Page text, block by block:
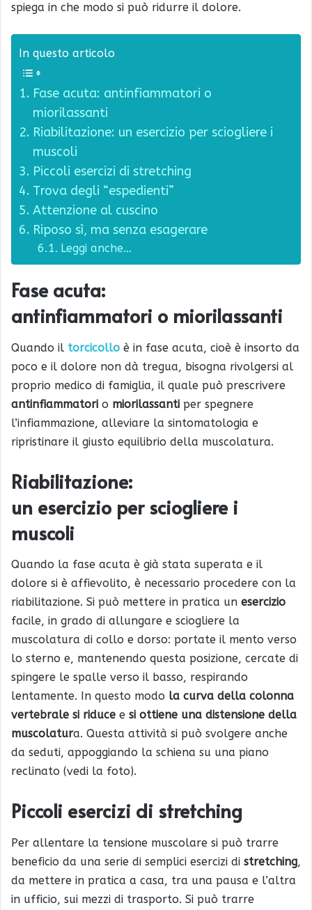
spiega in che modo si può ridurre il dolore.
In questo articolo
Fase acuta: antinfiammatori o
miorilassanti
Riabilitazione: un esercizio per sciogliere i
muscoli
Piccoli esercizi di stretching
Trova degli “espedienti”
Attenzione al cuscino
Riposo sì, ma senza esagerare
Leggi anche…
Fase acuta:
antinfiammatori o miorilassanti
Quando il torcicollo è in fase acuta, cioè è insorto da
poco e il dolore non dà tregua, bisogna rivolgersi al
proprio medico di famiglia, il quale può prescrivere
antinfiammatori o miorilassanti per spegnere
l’infiammazione, alleviare la sintomatologia e
ripristinare il giusto equilibrio della muscolatura.
Riabilitazione:
un esercizio per sciogliere i
muscoli
Quando la fase acuta è già stata superata e il
dolore si è affievolito, è necessario procedere con la
riabilitazione. Si può mettere in pratica un esercizio
facile, in grado di allungare e sciogliere la
muscolatura di collo e dorso: portate il mento verso
lo sterno e, mantenendo questa posizione, cercate di
spingere le spalle verso il basso, respirando
lentamente. In questo modo la curva della colonna
vertebrale si riduce e si ottiene una distensione della
muscolatura. Questa attività si può svolgere anche
da seduti, appoggiando la schiena su una piano
reclinato (vedi la foto).
Piccoli esercizi di stretching
Per allentare la tensione muscolare si può trarre
beneficio da una serie di semplici esercizi di stretching,
da mettere in pratica a casa, tra una pausa e l’altra
in ufficio, sui mezzi di trasporto. Si può trarre